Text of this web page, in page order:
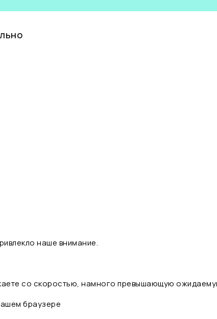
наше внимание.
со скоростью, намного превышающую
браузере